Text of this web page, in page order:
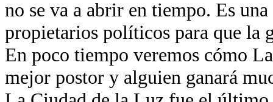
no se va a abrir en tiempo. Es
propietarios políticos para que la
En poco tiempo veremos cómo
mejor postor y alguien ganará